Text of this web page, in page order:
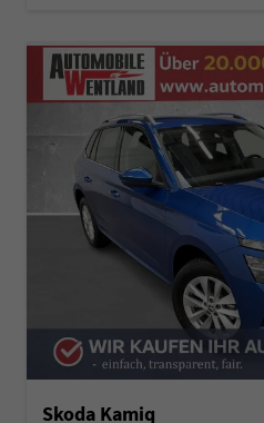
Skoda Kamiq